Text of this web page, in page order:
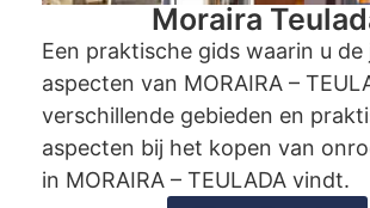
Moraira
Een praktische gids waarin u de
aspecten van MORAIRA –
verschillende gebieden en
aspecten bij het kopen van
in MORAIRA – TEULADA vindt.